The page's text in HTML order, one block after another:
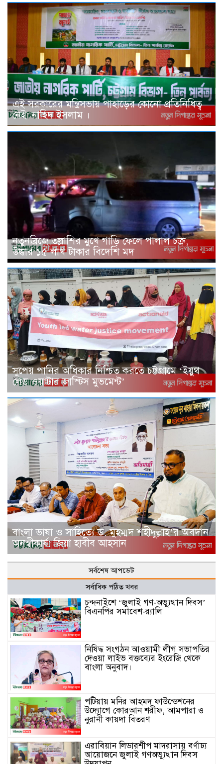
এই সরকারের মন্ত্রিসভায় পাহাড়ের কোনো প্রতিনিধিত্ব
নেই: নাহিদ ইসলাম ।
নতুনব্রিজে তল্লাশির মুখে গাড়ি ফেলে পালাল চক্র,
উদ্ধার ১৫ লাখ টাকার বিদেশি মদ
সুপেয় পানির অধিকার নিশ্চিত করতে চট্টগ্রামে ‘ইয়ুথ
লেড ওয়াটার জাস্টিস মুভমেন্ট’
বাংলা ভাষা ও সাহিত্যে ড. মুহম্মদ শহীদুল্লাহ’র অবদান
অনস্বীকার্য: জিয়া হাবীব আহসান
সর্বশেষ আপডেট
সর্বাধিক পঠিত খবর
চন্দনাইশে ‘জুলাই গণ-অভ্যুত্থান দিবস’
বিএনপির সমাবেশ-র‌্যালি
নিষিদ্ধ সংগঠন আওয়ামী লীগ সভাপতির
দেওয়া লাইভ বক্তব্যের ইংরেজি থেকে
বাংলা অনুবাদ।
পটিয়ায় মনির আহমদ ফাউন্ডেশনের
উদ্যোগে কোরআন শরীফ, আমপারা ও
নুরানী কায়দা বিতরণ
এরাবিয়ান লিডারশীপ মাদরাসায় বর্ণাঢ্য
আয়োজনে জুলাই গণঅভ্যুত্থান দিবস